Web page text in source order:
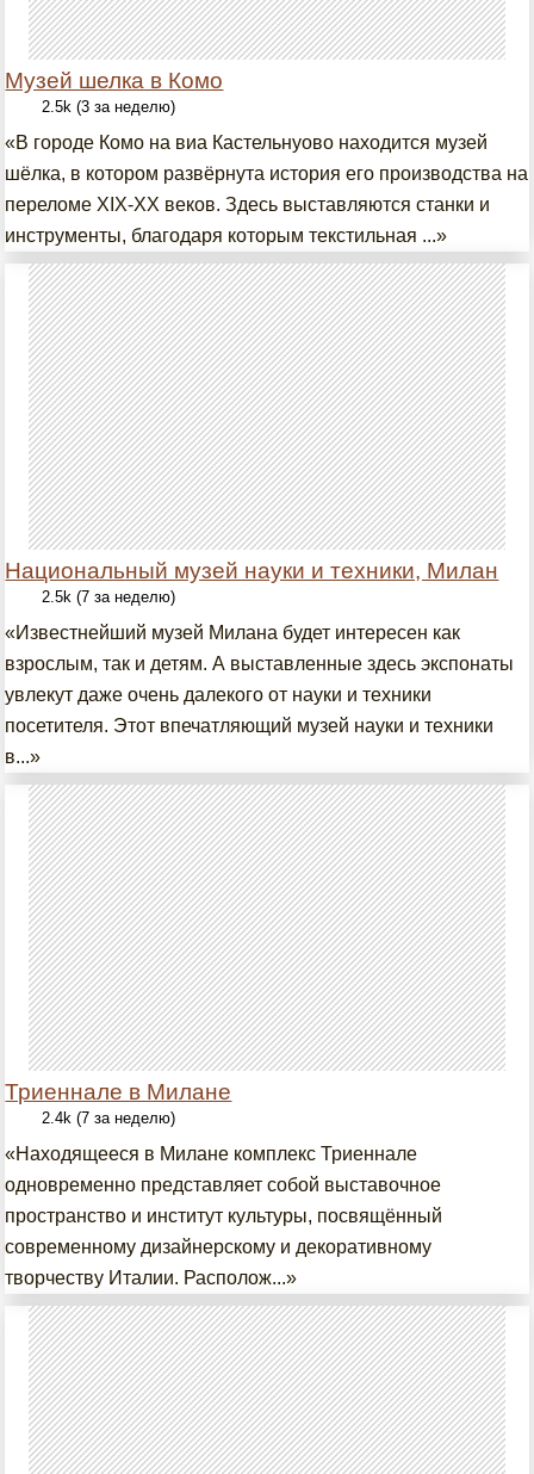
Музей шелка в Комо
2.5k (3 за неделю)
«В городе Комо на виа Кастельнуово находится музей
шёлка, в котором развёрнута история его производства на
переломе XIX-XX веков. Здесь выставляются станки и
инструменты, благодаря которым текстильная ...»
Национальный музей науки и техники, Милан
2.5k (7 за неделю)
«Известнейший музей Милана будет интересен как
взрослым, так и детям. А выставленные здесь экспонаты
увлекут даже очень далекого от науки и техники
посетителя. Этот впечатляющий музей науки и техники
в...»
Триеннале в Милане
2.4k (7 за неделю)
«Находящееся в Милане комплекс Триеннале
одновременно представляет собой выставочное
пространство и институт культуры, посвящённый
современному дизайнерскому и декоративному
творчеству Италии. Располож...»